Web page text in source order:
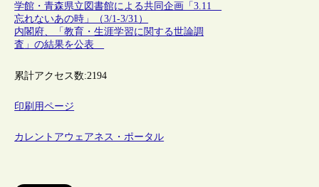
学館・青森県立図書館による共同企画「3.11
忘れないあの時」（3/1-3/31）
内閣府、「教育・生涯学習に関する世論調
査」の結果を公表
累計アクセス数:2194
印刷用ページ
カレントアウェアネス・ポータル